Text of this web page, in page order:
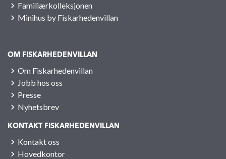
Familiærkolleksjonen
Minihus by Fiskarhedenvillan
OM FISKARHEDENVILLAN
Om Fiskarhedenvillan
Jobb hos oss
Presse
Nyhetsbrev
KONTAKT FISKARHEDENVILLAN
Kontakt oss
Hovedkontor